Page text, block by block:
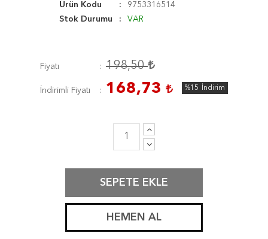
Ürün Kodu
9753316514
Stok Durumu
VAR
Fiyatı 198,50
İndirimli Fiyatı 168,73 %15 İndirim
SEPETE EKLE
HEMEN AL